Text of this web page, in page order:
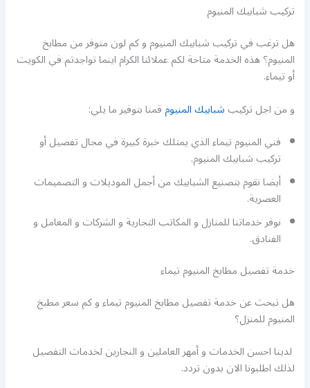
تركيب شبابيك المنيوم
هل ترغب في تركيب شبابيك المنيوم و كم لون متوفر من مطابخ
المنيوم؟ هذه الخدمة متاحة لكم عملائنا الكرام اينما تواجدتم في الكويت
أو تيماء.
و من اجل تركيبشبابيك المنيومقمنا بتوفير ما يلي:
فني المنيوم تيماء الذي يمتلك خبرة كبيرة في مجال تفصيل أو
تركيب شبابيك المنيوم.
أيضا نقوم بتصنيع الشبابيك من أجمل الموديلات و التصميمات
العصرية.
نوفر خدماتنا للمنازل و المكاتب التجارية و الشركات و المعامل و
الفنادق.
خدمة تفصيل مطابخ المنيوم تيماء
هل تبحث عن خدمة تفصيل مطابخ المنيوم تيماء و كم سعر مطبخ
المنيوم للمنزل؟
لدينا احسن الخدمات و أمهر العاملين و النجارين لخدمات التفصيل
لذلك اطلبونا الان بدون تردد.